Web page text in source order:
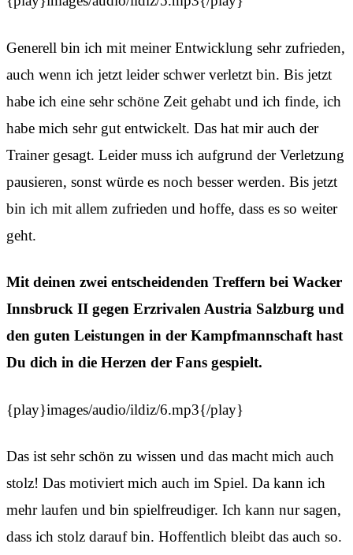
Generell bin ich mit meiner Entwicklung sehr zufrieden,
auch wenn ich jetzt leider schwer verletzt bin. Bis jetzt
habe ich eine sehr schöne Zeit gehabt und ich finde, ich
habe mich sehr gut entwickelt. Das hat mir auch der
Trainer gesagt. Leider muss ich aufgrund der Verletzung
pausieren, sonst würde es noch besser werden. Bis jetzt
bin ich mit allem zufrieden und hoffe, dass es so weiter
geht.
Mit deinen zwei entscheidenden Treffern bei Wacker
Innsbruck II gegen Erzrivalen Austria Salzburg und
den guten Leistungen in der Kampfmannschaft hast
Du dich in die Herzen der Fans gespielt.
{play}images/audio/ildiz/6.mp3{/play}
Das ist sehr schön zu wissen und das macht mich auch
stolz! Das motiviert mich auch im Spiel. Da kann ich
mehr laufen und bin spielfreudiger. Ich kann nur sagen,
dass ich stolz darauf bin. Hoffentlich bleibt das auch so.